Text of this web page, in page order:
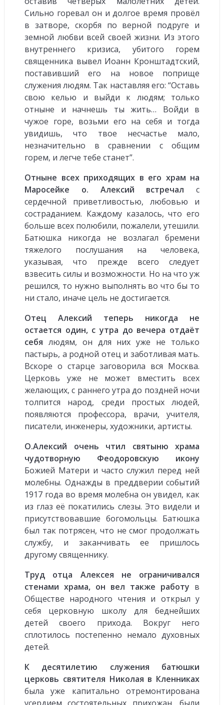
Сильно горевал он и долгое время провёл
в затворе, скорбя по верной подруге и
земной любви всей своей жизни. Из этого
внутреннего кризиса, убитого горем
священника вывел Иоанн Кронштадтский,
поставивший его на новое поприще
служения людям. Так наставляя его: “Оставь
свою келью и выйди к людям; только
отныне и начнешь ты жить… Войди в
чужое горе, возьми его на себя и тогда
увидишь, что твое несчастье мало,
незначительно в сравнении с общим
горем, и легче тебе станет”.
Отныне всех приходящих в его храм на
Маросейке о. Алексий встречал с
сердечной приветливостью, любовью и
состраданием. Каждому казалось, что его
больше всех полюбили, пожалели, утешили.
Батюшка никогда не возлагал бремени
тяжелого послушания на человека,
указывая, что прежде всего следует
взвесить силы и возможности. Но на что уж
решился, то нужно выполнять во что бы то
ни стало, иначе цель не достигается.
Отец Алексий теперь никогда не
остается один, с утра до вечера отдаёт
себя людям, он для них уже не только
пастырь, а родной отец и заботливая мать.
Вскоре о старце заговорила вся Москва.
Церковь уже не может вместить всех
желающих, с раннего утра до поздней ночи
толпится народ, среди простых людей,
появляются профессора, врачи, учителя,
писатели, инженеры, художники, артисты.
О.Алексий очень чтил святыню храма
чудотворную Феодоровскую икону
Божией Матери и часто служил перед ней
молебны. Однажды в преддверии событий
1917 года во время молебна он увидел, как
из глаз её покатились слезы. Это видели и
присутствовавшие богомольцы. Батюшка
был так потрясен, что не смог продолжать
службу, и заканчивать ее пришлось
другому священнику.
Труд отца Алексея не ограничивался
стенами храма, он вел также работу в
Обществе народного чтения и открыл у
себя церковную школу для беднейших
детей своего прихода. Вокруг него
сплотилось постепенно немало духовных
детей.
К десятилетию служения батюшки
церковь святителя Николая в Кленниках
была уже капитально отремонтирована
усердием состоятельных прихожан, были